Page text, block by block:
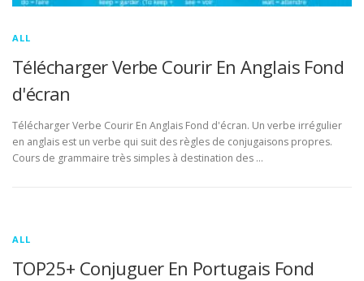
ALL
Télécharger Verbe Courir En Anglais Fond
d'écran
Télécharger Verbe Courir En Anglais Fond d'écran. Un verbe irrégulier
en anglais est un verbe qui suit des règles de conjugaisons propres.
Cours de grammaire très simples à destination des …
ALL
TOP25+ Conjuguer En Portugais Fond